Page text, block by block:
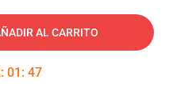
AL CARRITO
: 01 : 46